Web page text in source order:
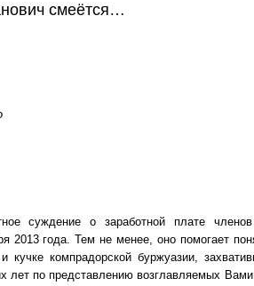
смеётся…
суждение о заработной плате членов
2013 года. Тем не менее, оно помогает
компрадорской буржуазии,
лет по представлению возглавляемых